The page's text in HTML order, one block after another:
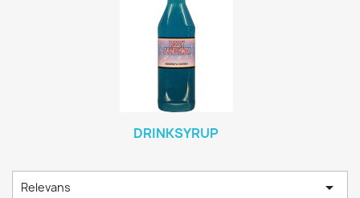
DRINKSYRUP
Relevans 